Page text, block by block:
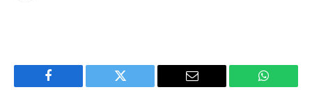
Facebook Twitter Email